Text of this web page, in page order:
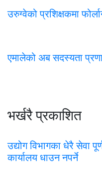
उरुग्वेको प्रशिक्षकमा
एमालेको अब सदस्यता
भर्खरै प्रकाशित
उद्योग विभागका धेरै सेवा
कार्यालय धाउन नपर्ने